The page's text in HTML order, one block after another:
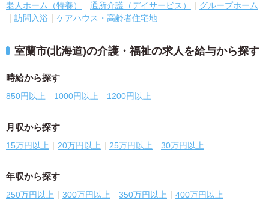
老人ホーム（特養）
通所介護（デイサービス）
グループホーム
訪問入浴
ケアハウス・高齢者住宅地
室蘭市(北海道)の介護・福祉の求人を給与から探す
時給から探す
850円以上 1000円以上 1200円以上
月収から探す
15万円以上 20万円以上 25万円以上 30万円以上
年収から探す
250万円以上 300万円以上 350万円以上 400万円以上